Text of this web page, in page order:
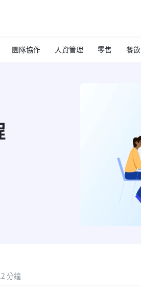
團隊協作 人資管理 零售 餐飲
分鐘